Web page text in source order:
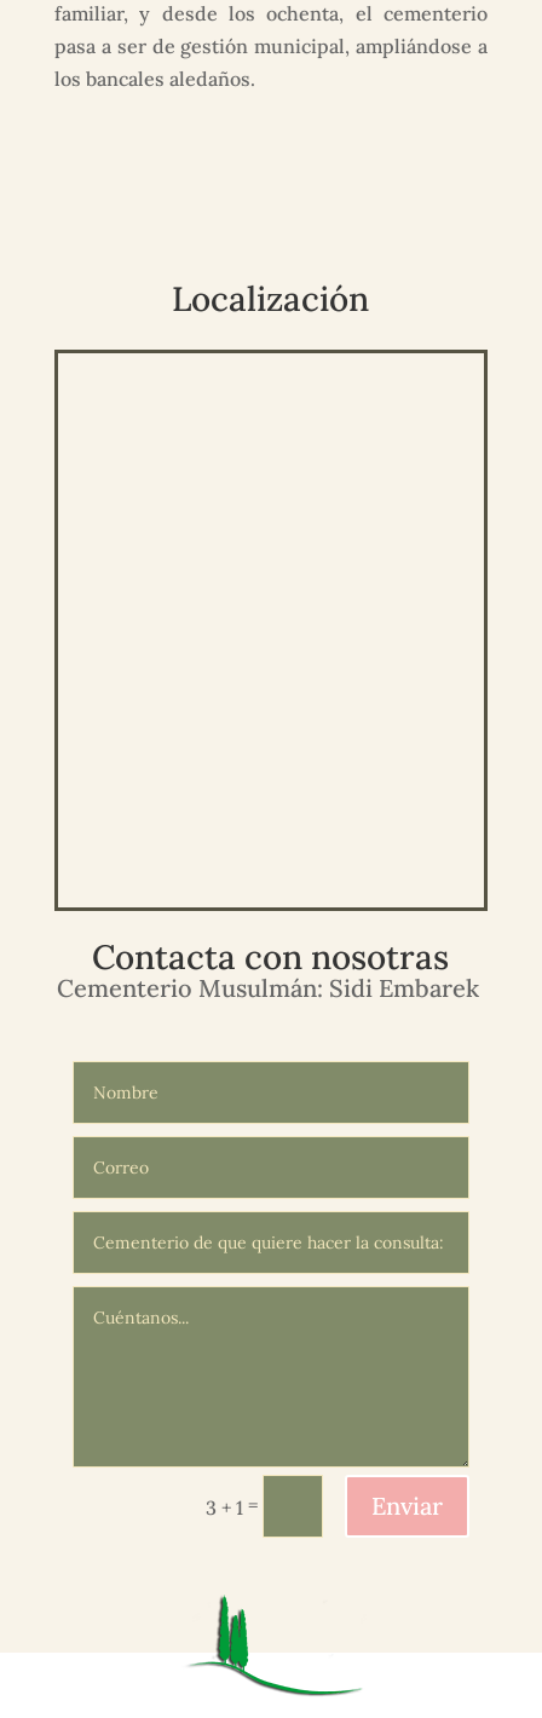
familiar, y desde los ochenta, el cementerio
pasa a ser de gestión municipal, ampliándose a
los bancales aledaños.
Localización
Contacta con nosotras
Cementerio Musulmán: Sidi Embarek
3 + 1 = Enviar